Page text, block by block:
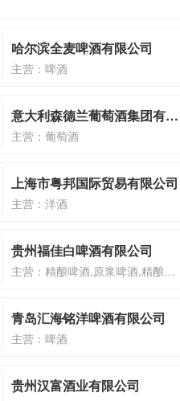
哈尔滨全麦啤酒有限公司
主营：啤酒
意大利森德兰葡萄酒集团有限公司
主营：葡萄酒
上海市粤邦国际贸易有限公司
主营：洋酒
贵州福佳白啤酒有限公司
主营：精酿啤酒,原浆啤酒,精酿啤酒王
青岛汇海铭洋啤酒有限公司
主营：啤酒
贵州汉富酒业有限公司